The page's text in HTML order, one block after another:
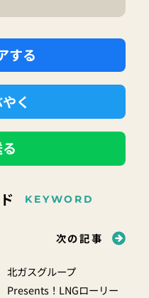
する
く
KEYWORD
次の記事
北ガスグループ
Presents！LNGローリー